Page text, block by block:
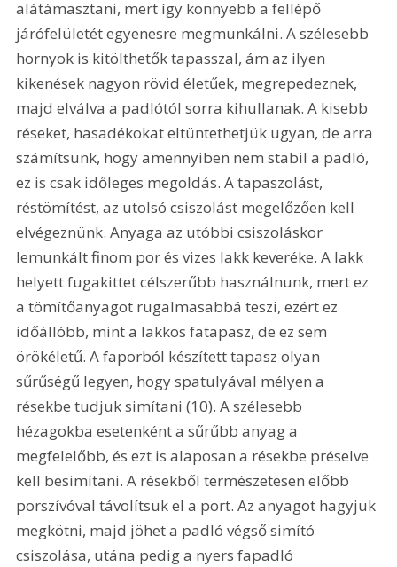
alátámasztani, mert így könnyebb a fellépő
járófelületét egyenesre megmunkálni. A szélesebb
hornyok is kitölthetők tapasszal, ám az ilyen
kikenések nagyon rövid életűek, megrepedeznek,
majd elválva a padlótól sorra kihullanak. A kisebb
réseket, hasadékokat eltüntethetjük ugyan, de arra
számítsunk, hogy amennyiben nem stabil a padló,
ez is csak időleges megoldás. A tapaszolást,
réstömítést, az utolsó csiszolást megelőzően kell
elvégeznünk. Anyaga az utóbbi csiszoláskor
lemunkált finom por és vizes lakk keveréke. A lakk
helyett fugakittet célszerűbb használnunk, mert ez
a tömítőanyagot rugalmasabbá teszi, ezért ez
időállóbb, mint a lakkos fatapasz, de ez sem
örökéletű. A faporból készített tapasz olyan
sűrűségű legyen, hogy spatulyával mélyen a
résekbe tudjuk simítani (10). A szélesebb
hézagokba esetenként a sűrűbb anyag a
megfelelőbb, és ezt is alaposan a résekbe préselve
kell besimítani. A résekből természetesen előbb
porszívóval távolítsuk el a port. Az anyagot hagyjuk
megkötni, majd jöhet a padló végső simító
csiszolása, utána pedig a nyers fapadló